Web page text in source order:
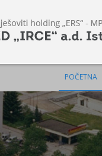
POČETNA